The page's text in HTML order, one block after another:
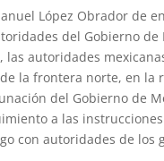
López Obrador de
del Gobierno
autoridades
la frontera norte, en
del Gobierno de
a las
con autoridades de